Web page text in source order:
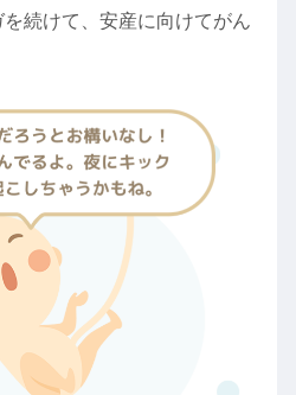
続けて、安産に向けてがん